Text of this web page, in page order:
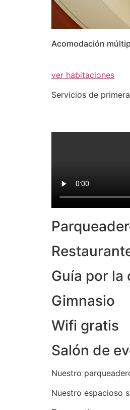
Acomodación
ver habitaciones
Servicios de
Guía por la
Gimnasio
Wifi gratis
Salón de
Nuestro
Nuestro espacioso